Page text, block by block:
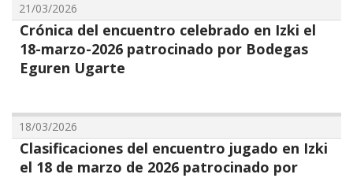
21/03/2026
Crónica del encuentro celebrado en Izki el
18-marzo-2026 patrocinado por Bodegas
Eguren Ugarte
18/03/2026
Clasificaciones del encuentro jugado en Izki
el 18 de marzo de 2026 patrocinado por